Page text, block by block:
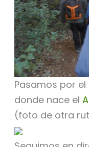
Pasamos por el
donde nace el
(foto de otra